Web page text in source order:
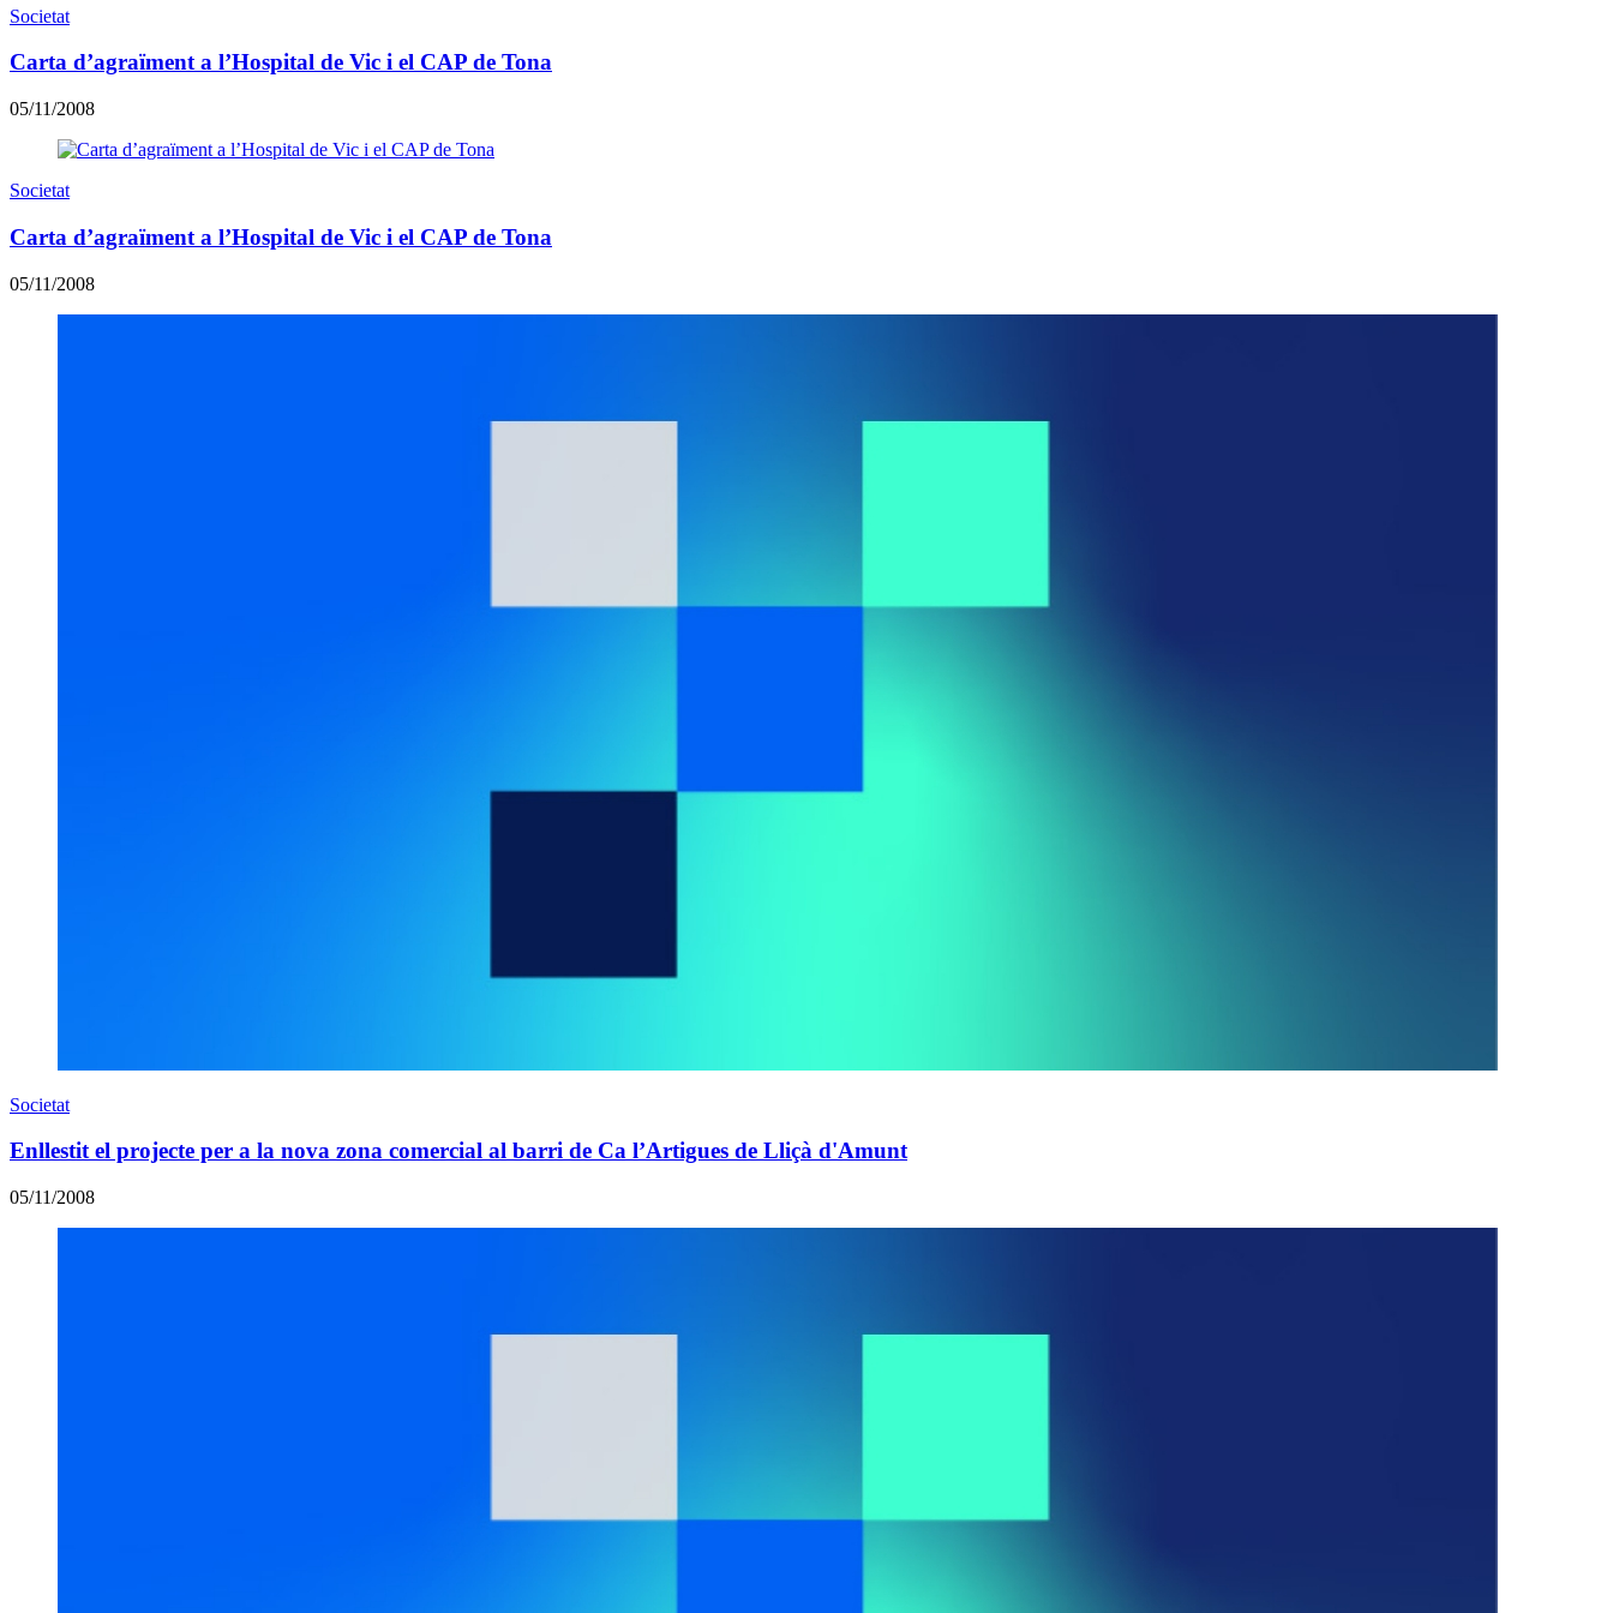
Societat
Carta d’agraïment a l’Hospital de Vic i el CAP de Tona
05/11/2008
Societat
Carta d’agraïment a l’Hospital de Vic i el CAP de Tona
05/11/2008
Societat
Enllestit el projecte per a la nova zona comercial al barri de Ca l’Artigues de Lliçà d'Amunt
05/11/2008